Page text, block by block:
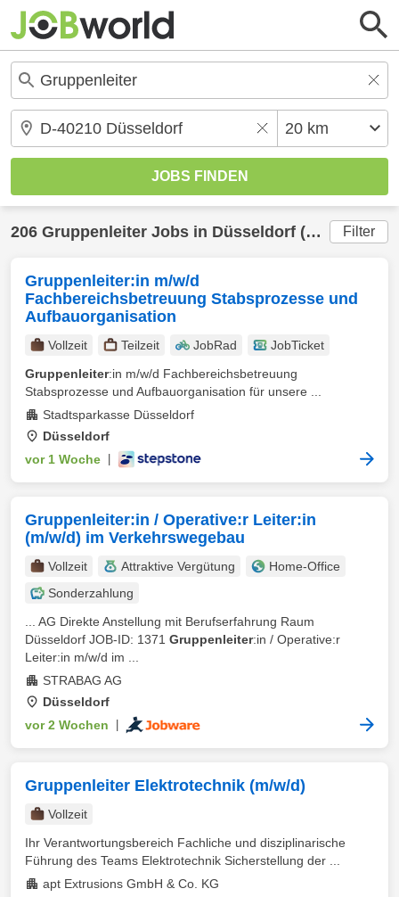
206 Gruppenleiter Jobs in Düsseldorf (20 km) gefunden Filter
Gruppenleiter:in m/w/d
Fachbereichsbetreuung Stabsprozesse und
Aufbauorganisation
Vollzeit Teilzeit JobRad
JobTicket
Gruppenleiter:in m/w/d Fachbereichsbetreuung
Stabsprozesse und Aufbauorganisation für unsere ...
Stadtsparkasse Düsseldorf
Düsseldorf
vor 1 Woche
Gruppenleiter:in / Operative:r Leiter:in
(m/w/d) im Verkehrswegebau
Vollzeit Attraktive Vergütung
Home-Office
Sonderzahlung
... AG Direkte Anstellung mit Berufserfahrung Raum
Düsseldorf JOB-ID: 1371 Gruppenleiter:in / Operative:r
Leiter:in m/w/d im ...
STRABAG AG
Düsseldorf
vor 2 Wochen
Gruppenleiter Elektrotechnik (m/w/d)
Vollzeit
Ihr Verantwortungsbereich Fachliche und disziplinarische
Führung des Teams Elektrotechnik Sicherstellung der ...
apt Extrusions GmbH & Co. KG